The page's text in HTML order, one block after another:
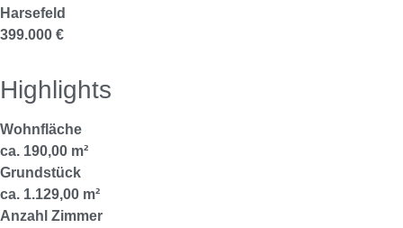
Harsefeld
399.000 €
Highlights
Wohnfläche
ca. 190,00 m²
Grundstück
ca. 1.129,00 m²
Anzahl Zimmer